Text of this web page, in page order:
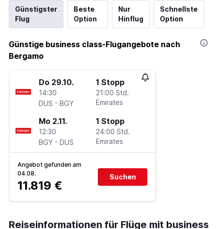
Günstigster
Flug
Beste
Option
Nur
Hinflug
Schnellste
Option
Günstige business class-Flugangebote nach
Bergamo
Do 29.10.
14:30
DUS - BGY
1 Stopp
21:00 Std.
Emirates
Mo 2.11.
12:30
BGY - DUS
1 Stopp
24:00 Std.
Emirates
Angebot gefunden am
04.08.
11.819 €
Suchen
Reiseinformationen für Flüge mit business